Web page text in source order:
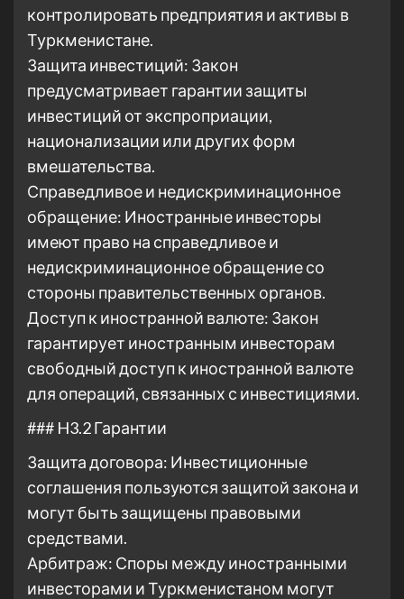
контролировать предприятия и активы в
Туркменистане.
Защита инвестиций: Закон
предусматривает гарантии защиты
инвестиций от экспроприации,
национализации или других форм
вмешательства.
Справедливое и недискриминационное
обращение: Иностранные инвесторы
имеют право на справедливое и
недискриминационное обращение со
стороны правительственных органов.
Доступ к иностранной валюте: Закон
гарантирует иностранным инвесторам
свободный доступ к иностранной валюте
для операций, связанных с инвестициями.
### H3.2 Гарантии
Защита договора: Инвестиционные
соглашения пользуются защитой закона и
могут быть защищены правовыми
средствами.
Арбитраж: Споры между иностранными
инвесторами и Туркменистаном могут